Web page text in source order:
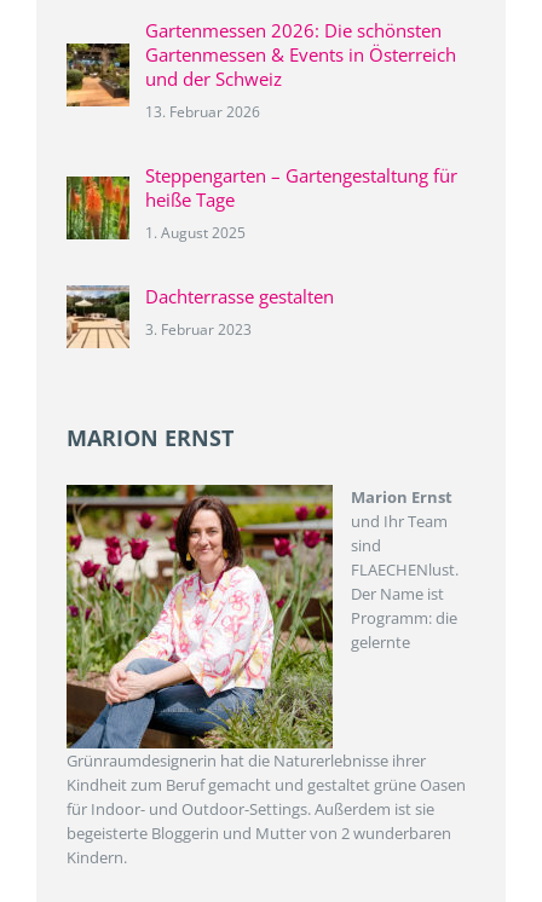
Gartenmessen 2026: Die schönsten
Gartenmessen & Events in Österreich
und der Schweiz
13. Februar 2026
Steppengarten – Gartengestaltung für
heiße Tage
1. August 2025
Dachterrasse gestalten
3. Februar 2023
MARION ERNST
Marion Ernst
und Ihr Team
sind
FLAECHENlust.
Der Name ist
Programm: die
gelernte
Grünraumdesignerin hat die Naturerlebnisse ihrer
Kindheit zum Beruf gemacht und gestaltet grüne Oasen
für Indoor- und Outdoor-Settings. Außerdem ist sie
begeisterte Bloggerin und Mutter von 2 wunderbaren
Kindern.